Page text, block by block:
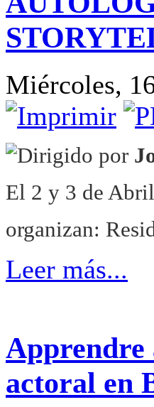
Miércoles,
Dirigido por
El 2 y 3 de Abril
organizan:
Leer más...
Apprendre
actoral en